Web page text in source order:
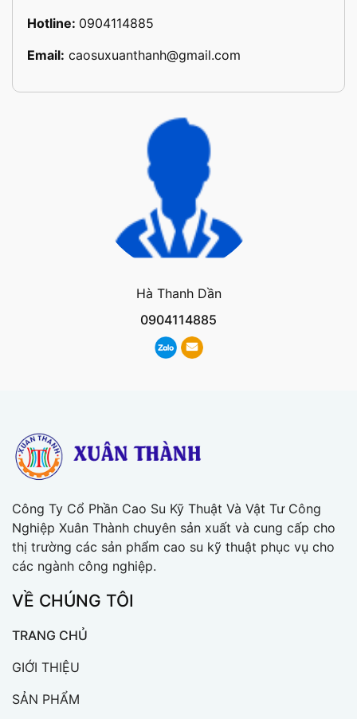
Hotline: 0904114885
Email: caosuxuanthanh@gmail.com
Hà Thanh Dần
0904114885
Công Ty Cổ Phần Cao Su Kỹ Thuật Và Vật Tư Công
Nghiệp Xuân Thành chuyên sản xuất và cung cấp cho
thị trường các sản phẩm cao su kỹ thuật phục vụ cho
các ngành công nghiệp.
VỀ CHÚNG TÔI
TRANG CHỦ
GIỚI THIỆU
SẢN PHẨM